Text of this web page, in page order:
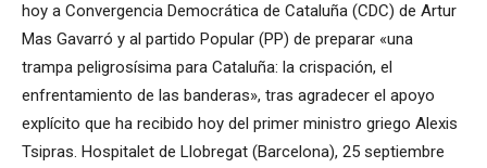
hoy a Convergencia Democrática de Cataluña (CDC) de Artur
Mas Gavarró y al partido Popular (PP) de preparar «una
trampa peligrosísima para Cataluña: la crispación, el
enfrentamiento de las banderas», tras agradecer el apoyo
explícito que ha recibido hoy del primer ministro griego Alexis
Tsipras. Hospitalet de Llobregat (Barcelona), 25 septiembre